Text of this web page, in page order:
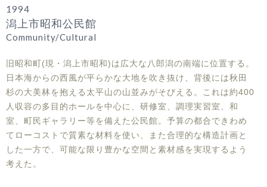
1994
潟上市昭和公民館
Community/Cultural
旧昭和町(現・潟上市昭和)は広大な八郎潟の南端に位置する。
日本海からの西風が平らかな大地を吹き抜け、背後には秋田
杉の大美林を抱える太平山の山並みがそびえる。これは約400
人収容の多目的ホールを中心に、研修室、調理実習室、和
室、町民ギャラリー等を備えた公民館。予算の都合できわめ
てローコストで質素な材料を使い、また合理的な構造計画と
した一方で、可能な限り豊かな空間と素材感を実現するよう
考えた。